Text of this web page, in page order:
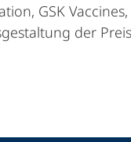
GSK
der